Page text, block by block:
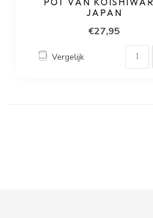
JAPAN
€27,95
Vergelijk